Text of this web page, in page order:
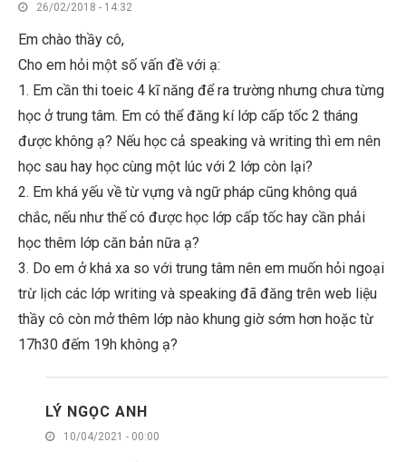
26/02/2018 - 14:32
Em chào thầy cô,
Cho em hỏi một số vấn đề với ạ:
1. Em cần thi toeic 4 kĩ năng để ra trường nhưng chưa từng
học ở trung tâm. Em có thể đăng kí lớp cấp tốc 2 tháng
được không ạ? Nếu học cả speaking và writing thì em nên
học sau hay học cùng một lúc với 2 lớp còn lại?
2. Em khá yếu về từ vựng và ngữ pháp cũng không quá
chắc, nếu như thế có được học lớp cấp tốc hay cần phải
học thêm lớp căn bản nữa ạ?
3. Do em ở khá xa so với trung tâm nên em muốn hỏi ngoại
trừ lịch các lớp writing và speaking đã đăng trên web liệu
thầy cô còn mở thêm lớp nào khung giờ sớm hơn hoặc từ
17h30 đếm 19h không ạ?
LÝ NGỌC ANH
10/04/2021 - 00:00